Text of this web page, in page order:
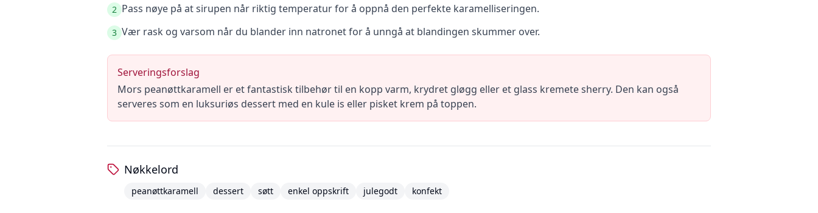
2 Pass nøye på at sirupen når riktig temperatur for å oppnå den perfekte karamelliseringen.
3 Vær rask og varsom når du blander inn natronet for å unngå at blandingen skummer over.
Serveringsforslag
Mors peanøttkaramell er et fantastisk tilbehør til en kopp varm, krydret gløgg eller et glass kremete sherry. Den kan også
serveres som en luksuriøs dessert med en kule is eller pisket krem på toppen.
Nøkkelord
peanøttkaramell dessert søtt enkel oppskrift julegodt konfekt